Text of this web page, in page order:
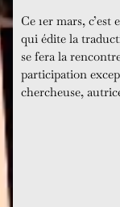
Ce 1er mars,
qui édite la
se fera la
participation
chercheuse,